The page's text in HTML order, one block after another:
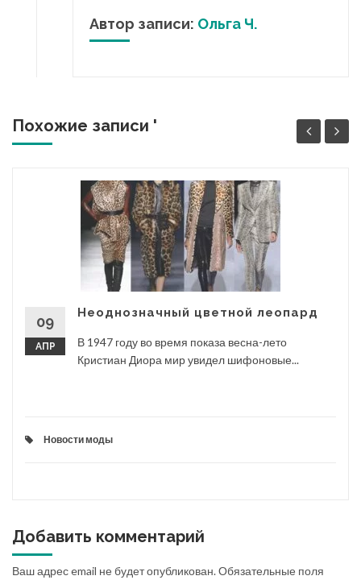
Автор записи: Ольга Ч.
Похожие записи '
09
АПР
Неоднозначный цветной леопард
В 1947 году во время показа весна-лето
Кристиан Диора мир увидел шифоновые...
Новости моды
Добавить комментарий
Ваш адрес email не будет опубликован.Обязательные поля